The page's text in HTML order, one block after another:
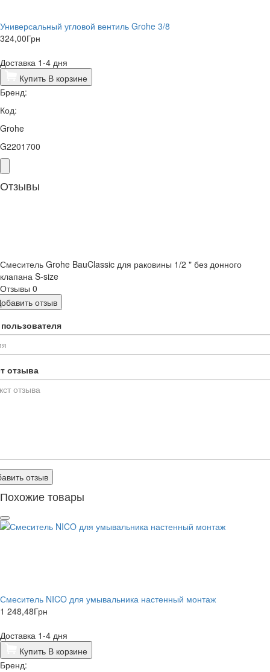
Универсальный угловой вентиль Grohe 3/8
324,00Грн
Доставка 1-4 дня
Купить В корзине
Бренд:
Код:
Grohe
G2201700
Отзывы
Смеситель Grohe BauClassic для раковины 1/2 " без донного
клапана S-size
Отзывы 0
отзыв
отзыва
отзыв
Похожие товары
Смеситель NICO для умывальника настенный монтаж
1 248,48Грн
Доставка 1-4 дня
Купить В корзине
Бренд: